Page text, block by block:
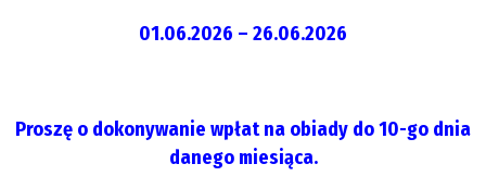
01.06.2026 – 26.06.2026
Proszę o dokonywanie wpłat na obiady do 10-go dnia
danego miesiąca.